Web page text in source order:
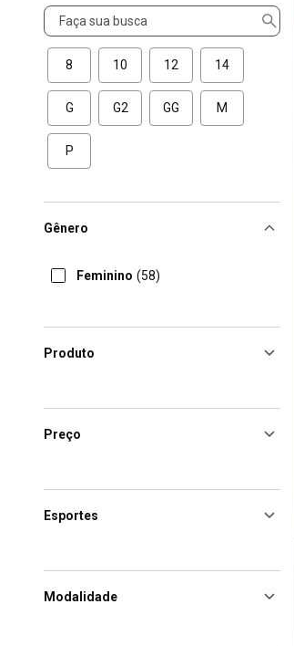
Tamanho
8 10 12 14
G G2 GG M
P
Gênero
Feminino (58)
Produto
Preço
Esportes
Modalidade